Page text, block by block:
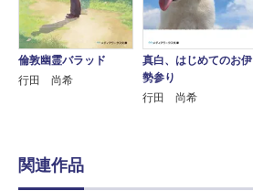
倫敦幽霊バラッド
行田 尚希
真白、はじめてのお伊
勢参り
行田 尚希
関連作品